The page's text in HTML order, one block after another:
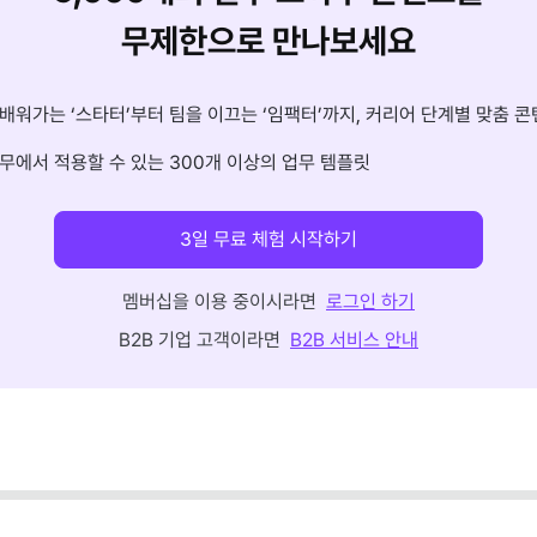
무제한으로 만나보세요
워가는 ‘스타터’부터 팀을 이끄는 ‘임팩터’까지, 커리어 단계별 맞춤 콘
에서 적용할 수 있는 300개 이상의 업무 템플릿
3일 무료 체험 시작하기
멤버십을 이용 중이시라면 로그인 하기
B2B 기업 고객이라면 B2B 서비스 안내